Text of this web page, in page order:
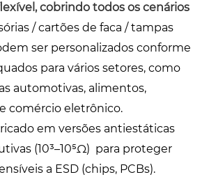
cobrindo todos os cenários
/ cartões de faca / tampas
ser personalizados conforme
para vários setores, como
automotivas, alimentos,
comércio eletrônico.
em versões antiestáticas
(10³–10⁵Ω) para proteger
a ESD (chips, PCBs).